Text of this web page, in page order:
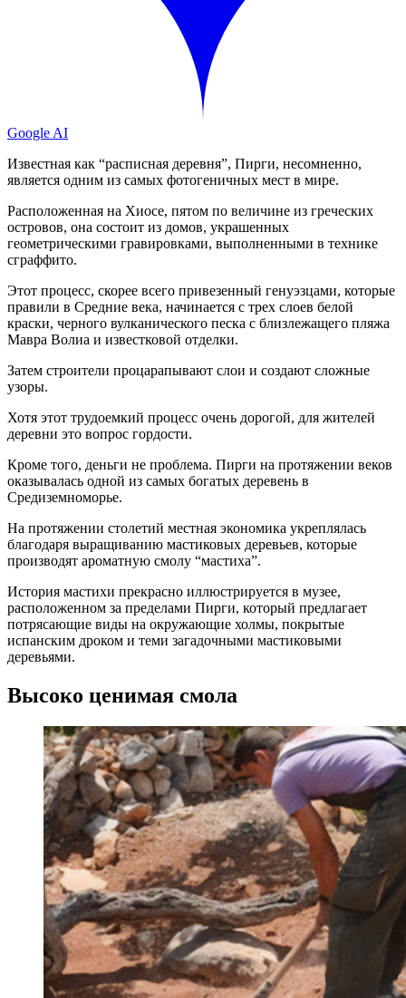
Google AI
Известная как “расписная деревня”, Пирги, несомненно,
является одним из самых фотогеничных мест в мире.
Расположенная на Хиосе, пятом по величине из греческих
островов, она состоит из домов, украшенных
геометрическими гравировками, выполненными в технике
сграффито.
Этот процесс, скорее всего привезенный генуэзцами, которые
правили в Средние века, начинается с трех слоев белой
краски, черного вулканического песка с близлежащего пляжа
Мавра Волиа и известковой отделки.
Затем строители процарапывают слои и создают сложные
узоры.
Хотя этот трудоемкий процесс очень дорогой, для жителей
деревни это вопрос гордости.
Кроме того, деньги не проблема. Пирги на протяжении веков
оказывалась одной из самых богатых деревень в
Средиземноморье.
На протяжении столетий местная экономика укреплялась
благодаря выращиванию мастиковых деревьев, которые
производят ароматную смолу “мастиха”.
История мастихи прекрасно иллюстрируется в музее,
расположенном за пределами Пирги, который предлагает
потрясающие виды на окружающие холмы, покрытые
испанским дроком и теми загадочными мастиковыми
деревьями.
Высоко ценимая смола